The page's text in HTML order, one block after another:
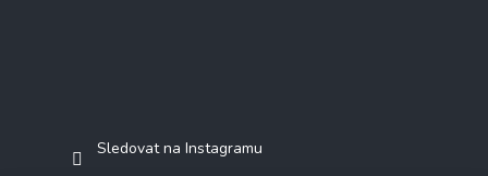
Sledovat na Instagramu